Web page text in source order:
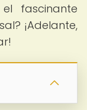
fascinante
¡Adelante,